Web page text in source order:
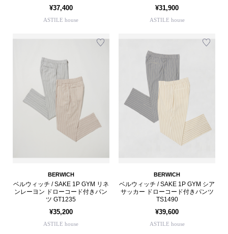
¥37,400
ASTILE house
¥31,900
ASTILE house
BERWICH
ベルウィッチ / SAKE 1P GYM リネ
ンレーヨン ドローコード付きパン
ツ GT1235
¥35,200
ASTILE house
BERWICH
ベルウィッチ / SAKE 1P GYM シア
サッカー ドローコード付きパンツ
TS1490
¥39,600
ASTILE house